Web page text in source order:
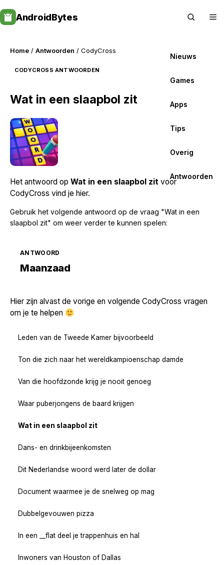
to
content
AndroidBytes
Nieuws
Games
Apps
Tips
Overig
Antwoorden
Home / Antwoorden / CodyCross
CODYCROSS ANTWOORDEN
Wat in een slaapbol zit
Het antwoord op Wat in een slaapbol zit voor
CodyCross vind je hier.
Gebruik het volgende antwoord op de vraag "Wat in een
slaapbol zit" om weer verder te kunnen spelen:
ANTWOORD
Maanzaad
Hier zijn alvast de vorige en volgende CodyCross vragen
om je te helpen
Leden van de Tweede Kamer bijvoorbeeld
Ton die zich naar het wereldkampioenschap damde
Van die hoofdzonde krijg je nooit genoeg
Waar puberjongens de baard krijgen
Wat in een slaapbol zit
Dans- en drinkbijeenkomsten
Dit Nederlandse woord werd later de dollar
Document waarmee je de snelweg op mag
Dubbelgevouwen pizza
In een __flat deel je trappenhuis en hal
Inwoners van Houston of Dallas